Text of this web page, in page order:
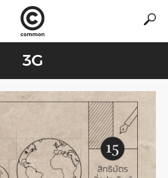
3G